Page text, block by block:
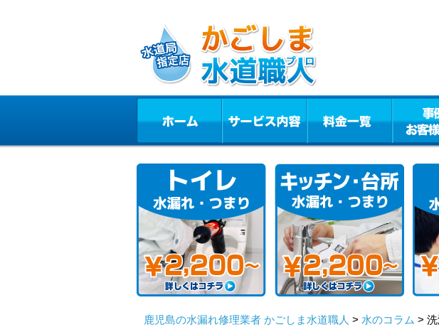
鹿児島の水漏れ修理業者 かごしま水道職人 > 水のコラム >